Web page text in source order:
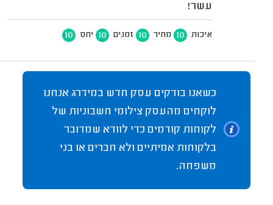
עשר!
איכות 10 מחיר 10 זמנים 10 יחס 10
כשאנו בודקים עסק חדש במידרג אנחנו
לוקחים מהעסק צילומי חשבוניות של
לקוחות קודמים כדי לוודא שמדובר
בלקוחות אמיתיים ולא חברים או בני
משפחה.